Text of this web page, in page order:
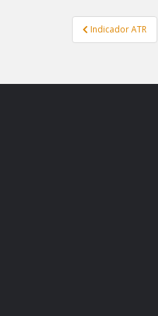
Navegação
de
Indicador ATR